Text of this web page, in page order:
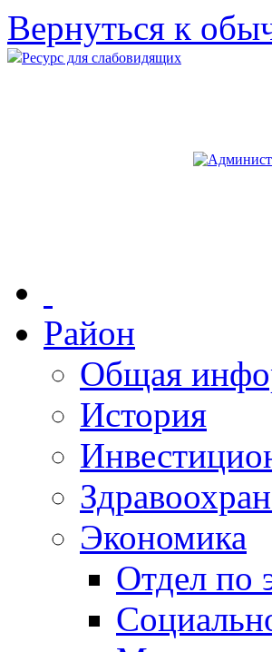
Вернуться к
Ресурс для слабовидящих
Район
Общая
История
Экономика
Отдел по